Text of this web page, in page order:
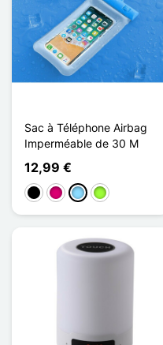
Sac à Téléphone Airbag
Imperméable de 30 M
12,99 €
NegroMagenta
Azul claro
Verde